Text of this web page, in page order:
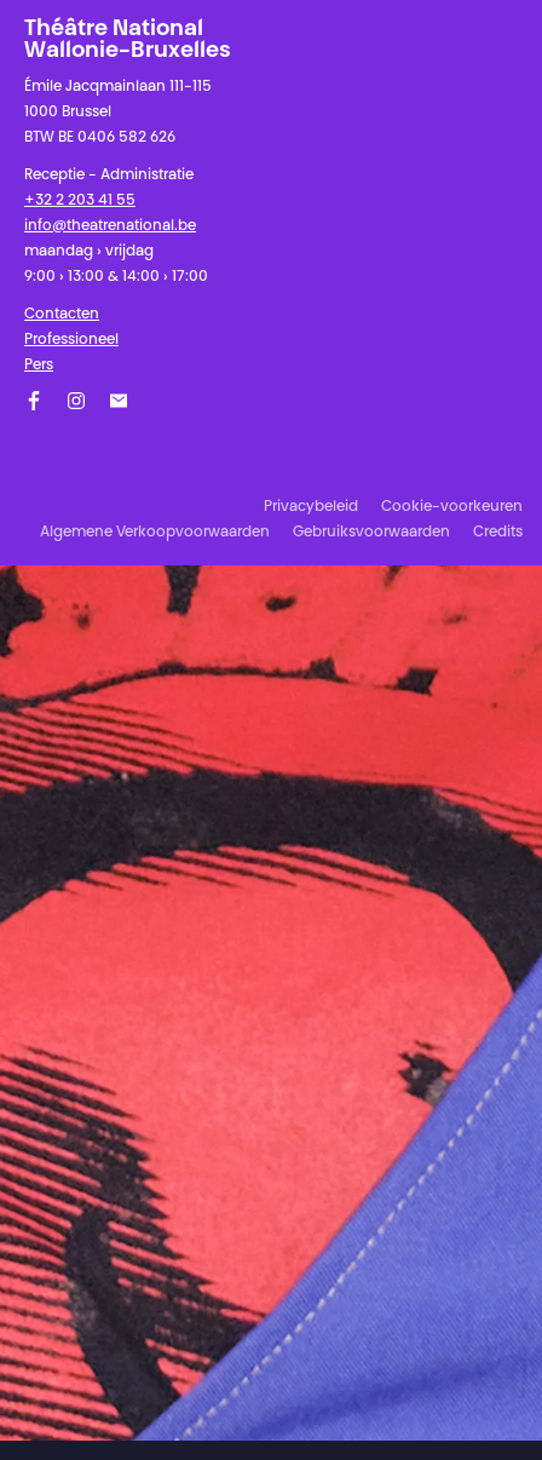
Théâtre National
Wallonie-Bruxelles
Émile Jacqmainlaan 111-115
1000 Brussel
BTW BE 0406 582 626
Receptie - Administratie
+32 2 203 41 55
info@theatrenational.be
maandag › vrijdag
9:00 › 13:00 & 14:00 › 17:00
Contacten
Professioneel
Pers
Privacybeleid
Cookie-voorkeuren
Algemene Verkoopvoorwaarden
Gebruiksvoorwaarden Credits